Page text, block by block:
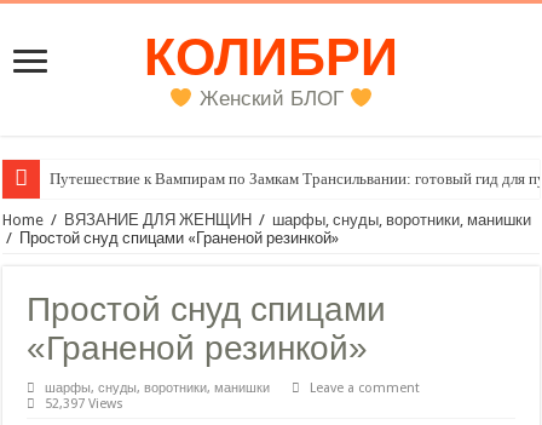
КОЛИБРИ
Женский БЛОГ
Путешествие к Вампирам по Замкам Трансильвании: готовый гид для
Женский внутренний голос
Home / ВЯЗАНИЕ ДЛЯ ЖЕНЩИН / шарфы, снуды, воротники, манишки
/ Простой снуд спицами «Граненой резинкой»
Простой снуд спицами
«Граненой резинкой»
шарфы, снуды, воротники, манишки
Leave a comment
52,397 Views